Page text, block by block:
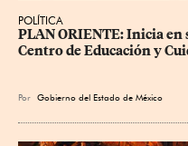
POLÍTICA
PLAN ORIENTE: Inicia
Centro de Educación y
Por Gobierno del Estado de México